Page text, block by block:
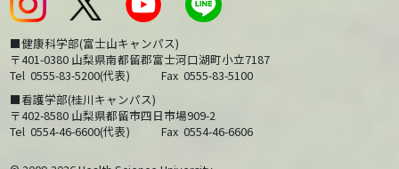
■健康科学部(富士山キャンパス)
〒401-0380 山梨県南都留郡富士河口湖町小立7187
Tel 0555-83-5200(代表) Fax 0555-83-5100
■看護学部(桂川キャンパス)
〒402-8580 山梨県都留市四日市場909-2
Tel 0554-46-6600(代表) Fax 0554-46-6606